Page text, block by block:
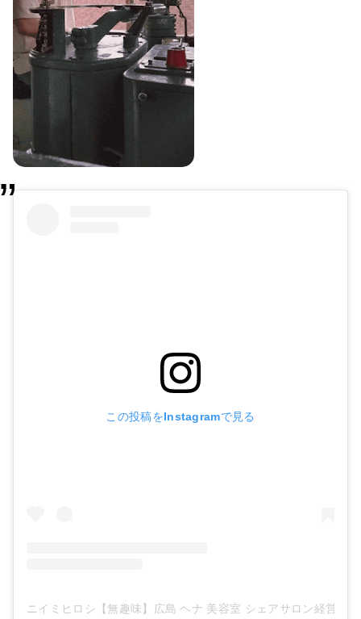
この投稿をInstagramで見る
ニイミヒロシ【無趣味】広島 ヘナ 美容室 シェアサロン経営